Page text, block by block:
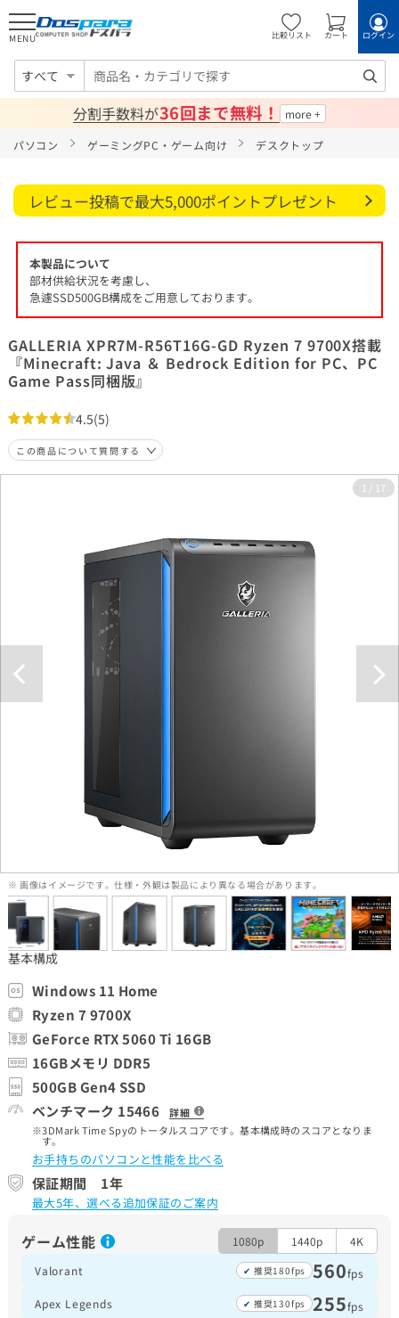
MENU 比較リスト カート ログイン
すべて
分割手数料が36回まで無料！
パソコン ゲーミングPC・ゲーム向け デスクトップ
レビュー投稿で最大5,000ポイントプレゼント
本製品について
部材供給状況を考慮し、
急遽SSD500GB構成をご用意しております。
GALLERIA XPR7M-R56T16G-GD Ryzen 7 9700X搭載
『Minecraft: Java ＆ Bedrock Edition for PC、PC
Game Pass同梱版』
4.5(5)
この商品について質問する
1 / 17
※ 画像はイメージです。仕様・外観は製品により異なる場合があります。
基本構成
Windows 11 Home
Ryzen 7 9700X
GeForce RTX 5060 Ti 16GB
16GBメモリ DDR5
500GB Gen4 SSD
ベンチマーク 15466
詳細
3DMark Time Spyのトータルスコアです。基本構成時のスコアとなりま
す。
お手持ちのパソコンと性能を比べる
保証期間 1年
最大5年、選べる追加保証のご案内
ゲーム性能 1080p 1440p
4K
Valorant
推奨180fps 560fps
Apex Legends
推奨130fps 255fps